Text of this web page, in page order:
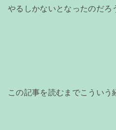
やるしかないとなったのだろ
この記事を読むまでこういう